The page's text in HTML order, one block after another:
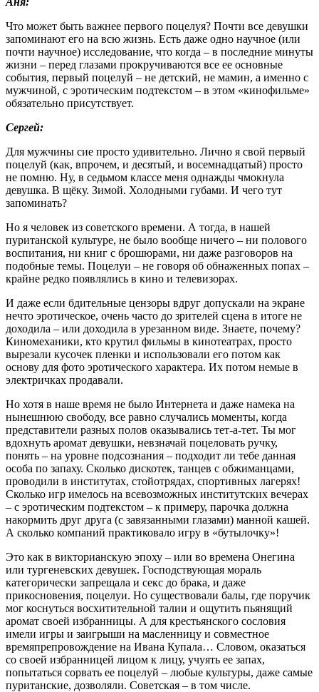
Что может быть важнее первого поцелуя? Почти все девушки
запоминают его на всю жизнь. Есть даже одно научное (или
почти научное) исследование, что когда – в последние минуты
жизни – перед глазами прокручиваются все ее основные
события, первый поцелуй – не детский, не мамин, а именно с
мужчиной, с эротическим подтекстом – в этом «кинофильме»
обязательно присутствует.
Сергей:
Для мужчины сие просто удивительно. Лично я свой первый
поцелуй (как, впрочем, и десятый, и восемнадцатый) просто
не помню. Ну, в седьмом классе меня однажды чмокнула
девушка. В щёку. Зимой. Холодными губами. И чего тут
запоминать?
Но я человек из советского времени. А тогда, в нашей
пуританской культуре, не было вообще ничего – ни полового
воспитания, ни книг с брошюрами, ни даже разговоров на
подобные темы. Поцелуи – не говоря об обнаженных попах –
крайне редко появлялись в кино и телевизорах.
И даже если бдительные цензоры вдруг допускали на экране
нечто эротическое, очень часто до зрителей сцена в итоге не
доходила – или доходила в урезанном виде. Знаете, почему?
Киномеханики, кто крутил фильмы в кинотеатрах, просто
вырезали кусочек пленки и использовали его потом как
основу для фото эротического характера. Их потом немые в
электричках продавали.
Но хотя в наше время не было Интернета и даже намека на
нынешнюю свободу, все равно случались моменты, когда
представители разных полов оказывались тет-а-тет. Ты мог
вдохнуть аромат девушки, невзначай поцеловать ручку,
понять – на уровне подсознания – подходит ли тебе данная
особа по запаху. Сколько дискотек, танцев с обжиманцами,
проводили в институтах, стойотрядах, спортивных лагерях!
Сколько игр имелось на всевозможных институтских вечерах
– с эротическим подтекстом – к примеру, парочка должна
накормить друг друга (с завязанными глазами) манной кашей.
А сколько компаний практиковало игру в «бутылочку»!
Это как в викторианскую эпоху – или во времена Онегина
или тургеневских девушек. Господствующая мораль
категорически запрещала и секс до брака, и даже
прикосновения, поцелуи. Но существовали балы, где поручик
мог коснуться восхитительной талии и ощутить пьянящий
аромат своей избранницы. А для крестьянского сословия
имели игры и заигрыши на масленницу и совместное
времяпрепровождение на Ивана Купала… Словом, оказаться
со своей избранницей лицом к лицу, учуять ее запах,
попытаться сорвать ее поцелуй – любые культуры, даже самые
пуританские, дозволяли. Советская – в том числе.